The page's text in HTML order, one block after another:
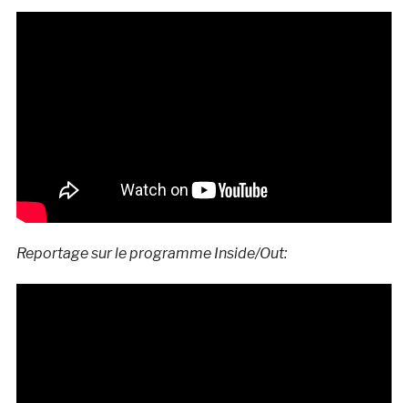
Reportage sur le programme Inside/Out: